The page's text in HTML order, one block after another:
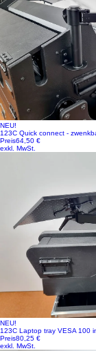
NEU!
123C Quick connect -
Preis64,50 €
exkl. MwSt.
NEU!
123C Laptop tray VESA 100
Preis80,25 €
exkl. MwSt.